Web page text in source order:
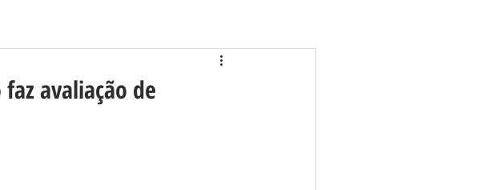
avaliação de